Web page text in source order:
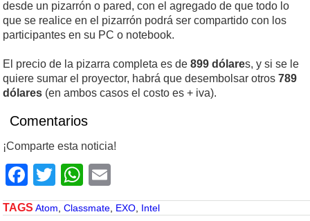
desde un pizarrón o pared, con el agregado de que todo lo
que se realice en el pizarrón podrá ser compartido con los
participantes en su PC o notebook.
El precio de la pizarra completa es de 899 dólares, y si se le
quiere sumar el proyector, habrá que desembolsar otros 789
dólares (en ambos casos el costo es + iva).
Comentarios
¡Comparte esta noticia!
Facebook
TwitterWhatsApp
TAGS Atom Classmate EXO Intel